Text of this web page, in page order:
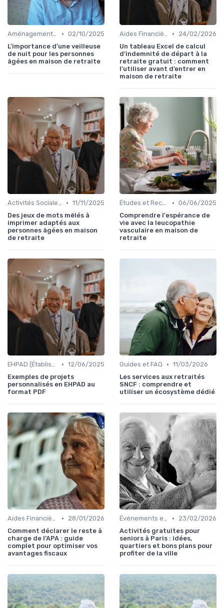
Aménagements pour Personnes à Mobilité Réduite • 02/10/2025
L'importance d'une veilleuse
de nuit pour les personnes
âgées en maison de retraite
Aides Financières et Subventions •
24/02/2026
Un tableau Excel de calcul
d’indemnité de départ à la
retraite gratuit : comment
l’utiliser avant d’entrer en
maison de retraite
Activités Sociales et Loisirs • 11/11/2025
Des jeux de mots mêlés à
imprimer adaptés aux
personnes âgées en maison
de retraite
Études et Recherches sur le Vieillissement • 06/06/2025
Comprendre l'espérance de
vie avec la leucopathie
vasculaire en maison de
retraite
EHPAD (Établissements d'Hébergement pour Personnes Âgées Dépendantes) • 12/06/2025
Exemples de projets
personnalisés en EHPAD au
format PDF
Guides et FAQ • 11/03/2026
Les services aux retraités
SNCF : comprendre et
utiliser un écosystème dédié
Aides Financières et Subventions •
28/01/2026
Comment déclarer le reste à
charge de l’APA : guide
complet pour optimiser vos
avantages fiscaux
Événements et Conférences •
23/02/2026
Activités gratuites pour
seniors à Paris : idées,
quartiers et bons plans pour
profiter de la ville